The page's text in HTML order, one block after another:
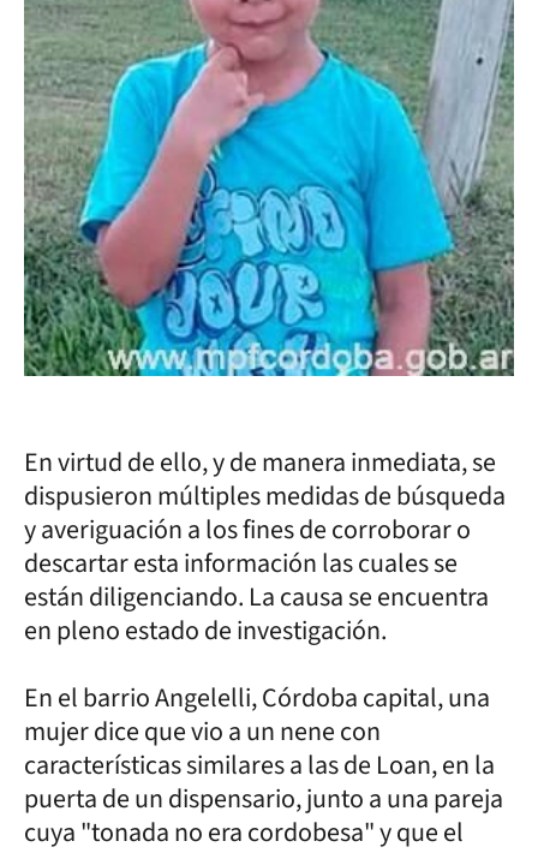
En virtud de ello, y de manera inmediata, se
dispusieron múltiples medidas de búsqueda
y averiguación a los fines de corroborar o
descartar esta información las cuales se
están diligenciando. La causa se encuentra
en pleno estado de investigación.
En el barrio Angelelli, Córdoba capital, una
mujer dice que vio a un nene con
características similares a las de Loan, en la
puerta de un dispensario, junto a una pareja
cuya "tonada no era cordobesa" y que el